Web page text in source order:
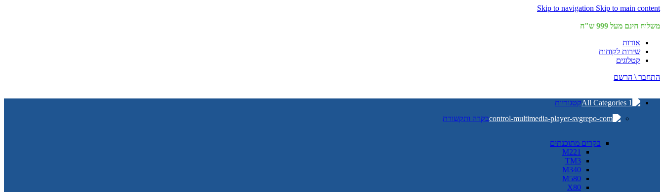
Skip to navigation Skip to main content
משלוח חינם מעל 999 ש"ח
אודות
שירות לקוחות
קטלוגים
התחבר \ הרשם
קטגוריות
בקרה ותקשורת
בקרים מתוכנתים
M221
TM3
M340
M580
X80